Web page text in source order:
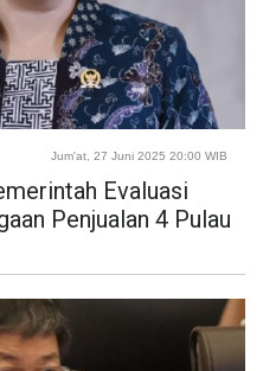
Jum'at, 27 Juni 2025 20:00 WIB
Evaluasi
Penjualan 4 Pulau